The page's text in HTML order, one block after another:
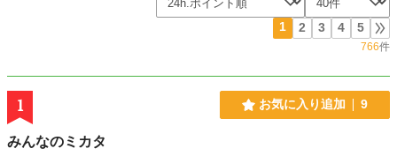
1 2 3 4 5
766件
1 お気に入り追加 9
みんなのミカタ